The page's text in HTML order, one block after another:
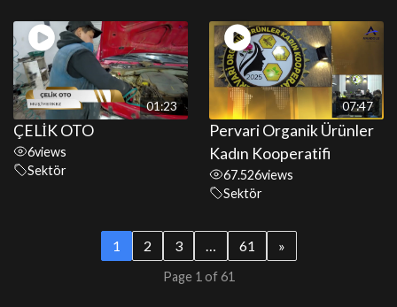
01:23
ÇELİK OTO
6views
Sektör
07:47
Pervari Organik Ürünler
Kadın Kooperatifi
67.526views
Sektör
1 2 3 … 61 »
Page 1 of 61